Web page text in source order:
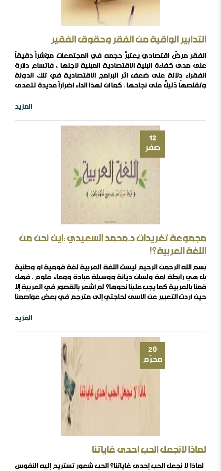
التدابير الواقية من الفقر وحقوق الفقير
الفقر مرضٌ اقتصادي يعتبرٌ حجمه في المجتمعات مؤشراً دقيقاً
على مدى كفاءة البنية الاقتصادية المبنية لأجلها , فاتساع دائرة
الفقراء دِلالة على ضعف أثر البرامج الاقتصادية في تلك الدولة
وتقلصها دَليلٌ على نجاحها . كما أن لهذا الداء أضراراً عديدة تتعدى
ومنها الاجتماعي والسياسي أيضاً , وليست هذه الورقة مقامَ
في عناية الشريعة الإسلامية بعلاج ..
المزيد
12
صفر
مجموعة تغريدات د.محمد السعيدي :أين نحن من
اللغة العربية؟!
بسم الله الرحمن الرحيم ليست اللغة العربية لغة قومية أو وطنية
بل هي رابطة أمة ولسان ديانة ووسيلة عبادة ووعاء علوم ، فهل
قمنا بالعربية كما يجب علينا نحوها؟ لم أشعر بالقصور في العربية إلا
حين أردت التعبير عن الأسى لحاجتي إلى مترجم في بعض عواصمنا
في بلادنا ودول الخليج يشعرون بالاضطرار لتعلم لغتنا وتمتلئ لذلك
المزيد
20
محرّم
لماذا لانجعل الحب إحدى غاياتنا
لماذا لا نجعل الحب إحدى غاياتنا؟ الحب شعور تستريح إليه النفوس